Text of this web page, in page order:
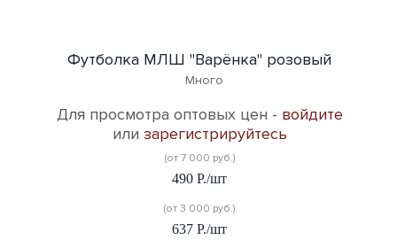
Футболка МЛШ "Варёнка" розовый
Много
Для просмотра оптовых цен - войдите
или зарегистрируйтесь
(от 7 000 руб.)
490 Р./шт
(от 3 000 руб.)
637 Р./шт